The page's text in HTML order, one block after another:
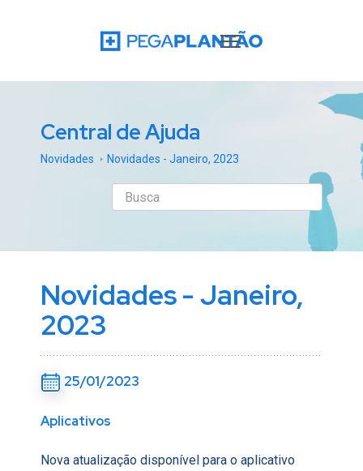
Central de Ajuda
Novidades Novidades - Janeiro, 2023
Novidades - Janeiro,
2023
25/01/2023
Aplicativos
Nova atualização disponível para o aplicativo